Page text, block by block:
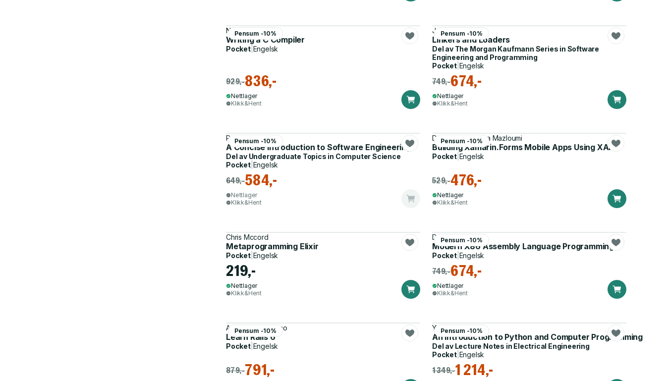
Pensum -10%
Nora Sandler
Writing a C Compiler
Pocket| Engelsk
929,-836,-
Nettlager
Klikk&Hent
Pensum -10%
John R. Levine
Linkers and Loaders
Del av The Morgan Kaufmann Series in Software
Engineering and Programming
Pocket| Engelsk
749,-674,-
Nettlager
Klikk&Hent
Pensum -10%
Pankaj Jalote
A Concise Introduction to Software Engineering
Del av Undergraduate Topics in Computer Science
Pocket| Engelsk
649,-584,-
Nettlager
Klikk&Hent
Pensum -10%
Dan Hermes, Nima Mazloumi
Building Xamarin.Forms Mobile Apps Using XAML
Pocket| Engelsk
529,-476,-
Nettlager
Klikk&Hent
Chris Mccord
Metaprogramming Elixir
Pocket| Engelsk
219,-
Nettlager
Klikk&Hent
Pensum -10%
Daniel Kusswurm
Modern X86 Assembly Language Programming
Pocket| Engelsk
749,-674,-
Nettlager
Klikk&Hent
Pensum -10%
Adam Notodikromo
Learn Rails 6
Pocket| Engelsk
879,-791,-
Pensum -10%
Yue Zhang
An Introduction to Python and Computer Programming
Del av Lecture Notes in Electrical Engineering
Pocket| Engelsk
1 349,-1 214,-